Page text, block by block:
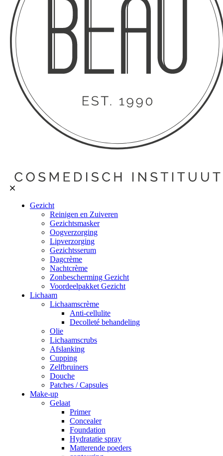
Gezicht
Reinigen en Zuiveren
Gezichtsmasker
Oogverzorging
Lipverzorging
Gezichtsserum
Dagcrème
Nachtcrème
Zonbescherming Gezicht
Voordeelpakket Gezicht
Lichaam
Lichaamscrème
Anti-cellulite
Decolleté behandeling
Olie
Lichaamscrubs
Afslanking
Cupping
Zelfbruiners
Douche
Patches / Capsules
Make-up
Gelaat
Primer
Concealer
Foundation
Hydratatie spray
Matterende poeders